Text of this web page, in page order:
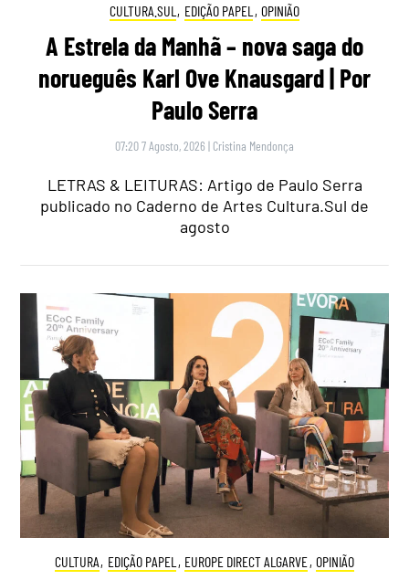
CULTURA.SUL , EDIÇÃO PAPEL , OPINIÃO
A Estrela da Manhã – nova saga do
norueguês Karl Ove Knausgard | Por
Paulo Serra
07:20 7 Agosto, 2026 | Cristina Mendonça
LETRAS & LEITURAS: Artigo de Paulo Serra
publicado no Caderno de Artes Cultura.Sul de
agosto
CULTURA, EDIÇÃO PAPEL , EUROPE DIRECT ALGARVE, OPINIÃO